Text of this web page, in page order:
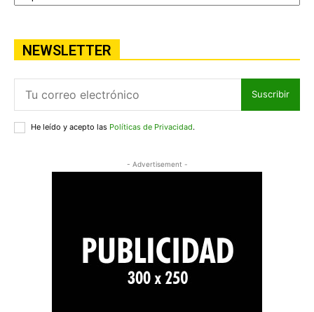
NEWSLETTER
Suscribir
He leído y acepto las Políticas de Privacidad.
- Advertisement -